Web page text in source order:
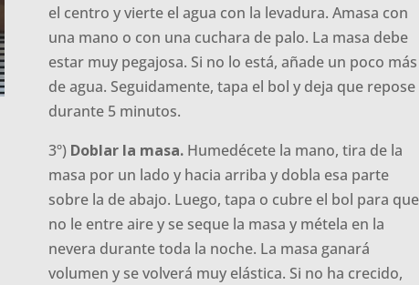
el centro y vierte el agua con la levadura. Amasa con
una mano o con una cuchara de palo. La masa debe
estar muy pegajosa. Si no lo está, añade un poco más
de agua. Seguidamente, tapa el bol y deja que repose
durante 5 minutos.
3º) Doblar la masa.Humedécete la mano, tira de la
masa por un lado y hacia arriba y dobla esa parte
sobre la de abajo. Luego, tapa o cubre el bol para que
no le entre aire y se seque la masa y métela en la
nevera durante toda la noche. La masa ganará
volumen y se volverá muy elástica. Si no ha crecido,